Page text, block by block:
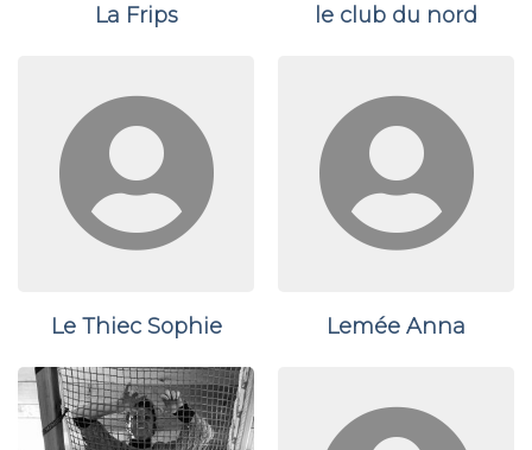
La Frips le club du nord
Le Thiec Sophie Lemée Anna